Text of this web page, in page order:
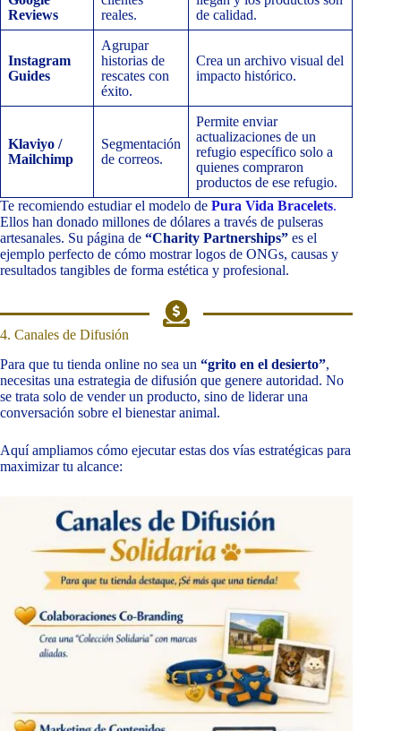
Reviews
reales.
de calidad.
Instagram
Guides
Agrupar
historias de
rescates con
éxito.
Crea un archivo visual del
impacto histórico.
Klaviyo /
Mailchimp
Segmentación
de correos.
Permite enviar
actualizaciones de un
refugio específico solo a
quienes compraron
productos de ese refugio.
Te recomiendo estudiar el modelo de Pura Vida Bracelets.
Ellos han donado millones de dólares a través de pulseras
artesanales. Su página de “Charity Partnerships” es el
ejemplo perfecto de cómo mostrar logos de ONGs, causas y
resultados tangibles de forma estética y profesional.
4. Canales de Difusión
Para que tu tienda online no sea un “grito en el desierto”,
necesitas una estrategia de difusión que genere autoridad. No
se trata solo de vender un producto, sino de liderar una
conversación sobre el bienestar animal.
Aquí ampliamos cómo ejecutar estas dos vías estratégicas para
maximizar tu alcance: